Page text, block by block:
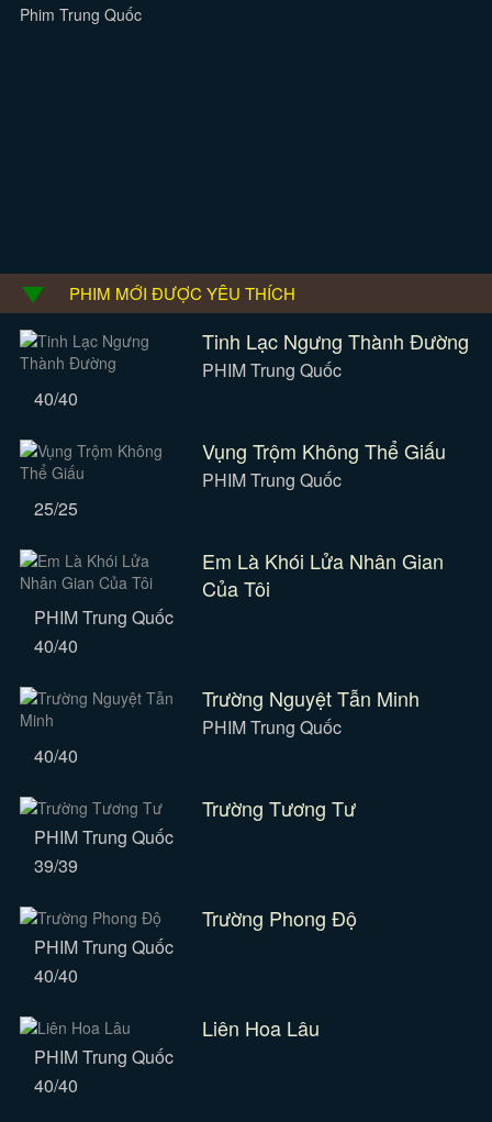
Phim Trung Quốc
PHIM MỚI ĐƯỢC YÊU THÍCH
Tinh Lạc Ngưng Thành Đường
PHIM Trung Quốc
40/40
Vụng Trộm Không Thể Giấu
PHIM Trung Quốc
25/25
Em Là Khói Lửa Nhân Gian
Của Tôi
PHIM Trung Quốc
40/40
Trường Nguyệt Tẫn Minh
PHIM Trung Quốc
40/40
Trường Tương Tư
PHIM Trung Quốc
39/39
Trường Phong Độ
PHIM Trung Quốc
40/40
Liên Hoa Lâu
PHIM Trung Quốc
40/40